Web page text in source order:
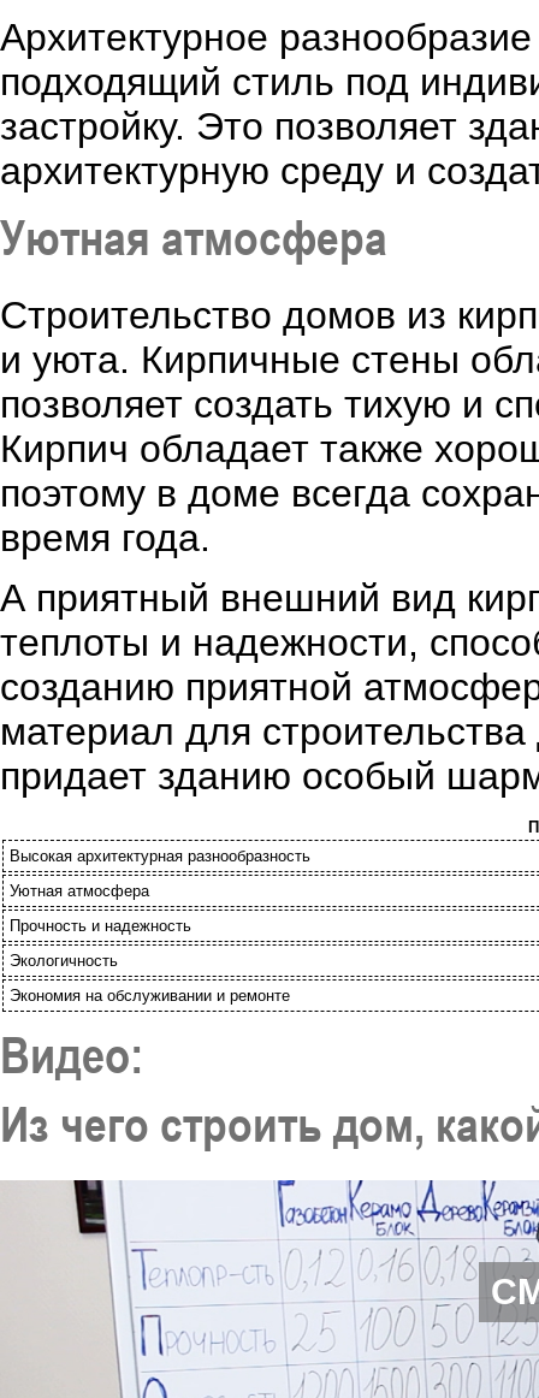
Архитектурное
подходящий стиль под
застройку. Это позволяет
архитектурную среду и
Уютная атмосфера
Строительство домов из
и уюта. Кирпичные стены
позволяет создать тихую и
Кирпич обладает также
поэтому в доме всегда
время года.
А приятный внешний вид
теплоты и надежности,
созданию приятной
материал для
придает зданию особый
Высокая архитектурная разнообразность
Уютная атмосфера
Прочность и надежность
Экологичность
Экономия на обслуживании и ремонте
Видео:
Из чего строить дом,